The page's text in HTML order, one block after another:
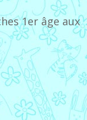
1er âge aux